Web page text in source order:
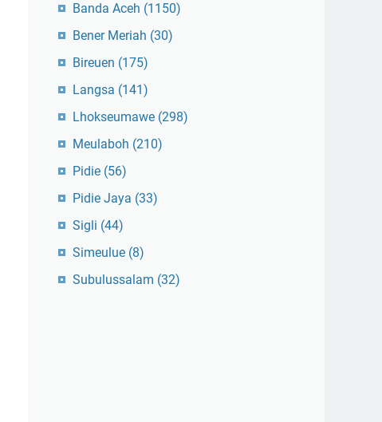
Banda Aceh (1150)
Bener Meriah (30)
Bireuen (175)
Langsa (141)
Lhokseumawe (298)
Meulaboh (210)
Pidie (56)
Pidie Jaya (33)
Sigli (44)
Simeulue (8)
Subulussalam (32)